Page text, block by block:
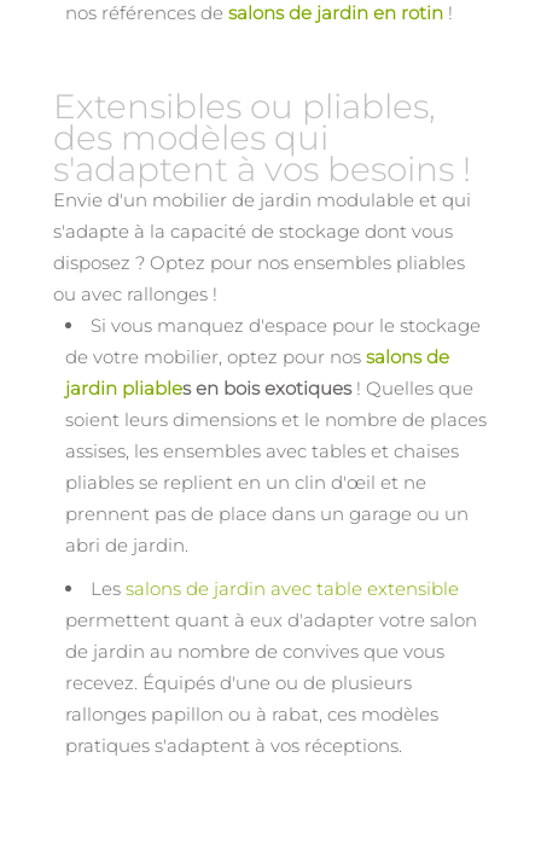
nos références de salons de jardin en rotin !
Extensibles ou pliables,
des modèles qui
s'adaptent à vos besoins !
Envie d'un mobilier de jardin modulable et qui
s'adapte à la capacité de stockage dont vous
disposez ? Optez pour nos ensembles pliables
ou avec rallonges !
Si vous manquez d'espace pour le stockage
de votre mobilier, optez pour nos salons de
jardin pliables en bois exotiques! Quelles que
soient leurs dimensions et le nombre de places
assises, les ensembles avec tables et chaises
pliables se replient en un clin d'œil et ne
prennent pas de place dans un garage ou un
abri de jardin.
Les salons de jardin avec table extensible
permettent quant à eux d'adapter votre salon
de jardin au nombre de convives que vous
recevez. Équipés d'une ou de plusieurs
rallonges papillon ou à rabat, ces modèles
pratiques s'adaptent à vos réceptions.